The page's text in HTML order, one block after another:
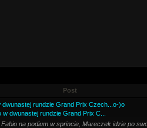
Post
dwunastej rundzie Grand Prix Czech...o-)o
w dwunastej rundzie Grand Prix C...
na podium w sprincie, Mareczek idzie po